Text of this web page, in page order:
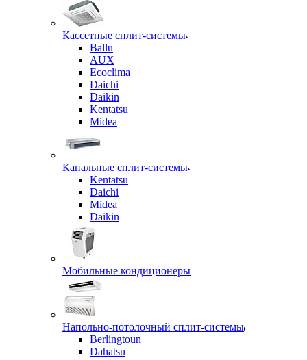
Кассетные сплит-системы
Ballu
AUX
Ecoclima
Daichi
Daikin
Kentatsu
Midea
Канальные сплит-системы
Kentatsu
Daichi
Midea
Daikin
Мобильные кондиционеры
Напольно-потолочный сплит-системы
Berlingtoun
Dahatsu